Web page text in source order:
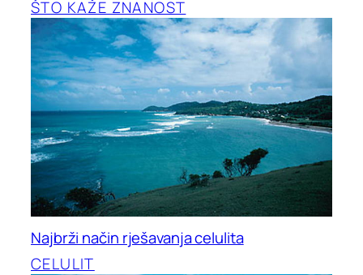
ŠTO KAŽE ZNANOST
Najbrži način rješavanja celulita
CELULIT